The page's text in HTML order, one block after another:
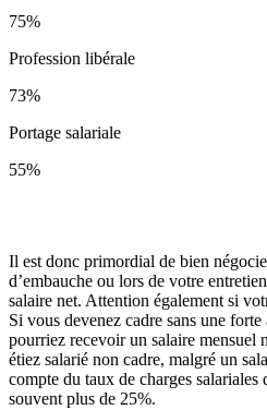
75%
Profession libérale
73%
Portage salariale
55%
Il est donc primordial de bien
d’embauche ou lors de votre
salaire net. Attention également si
Si vous devenez cadre sans une
pourriez recevoir un salaire mensuel
étiez salarié non cadre, malgré un
compte du taux de charges salariales
souvent plus de 25%.